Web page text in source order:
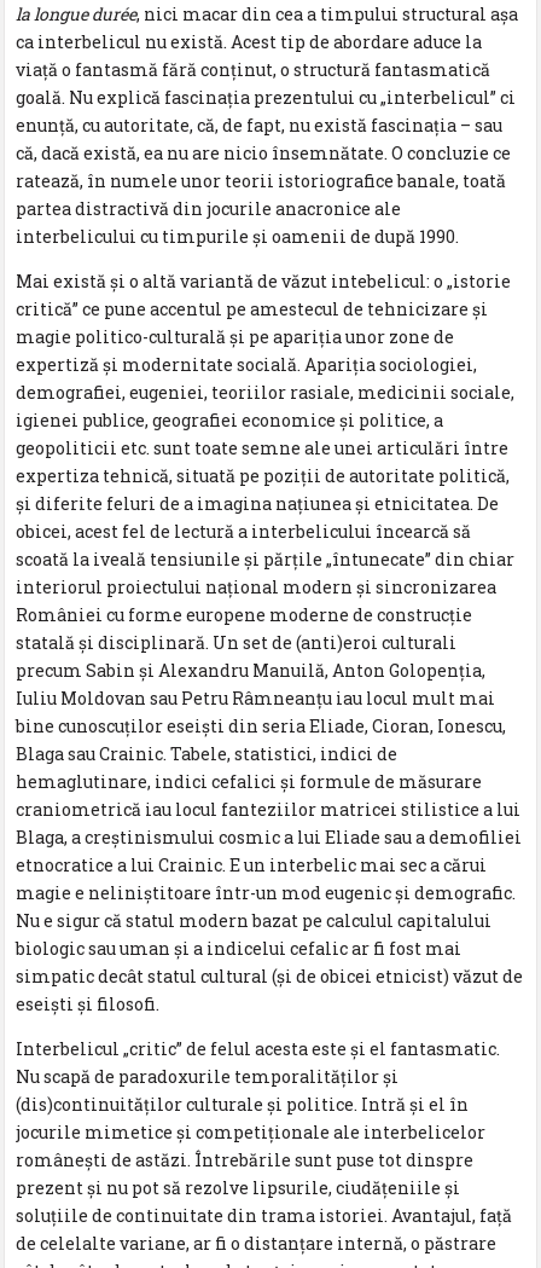
la longue durée, nici macar din cea a timpului structural aşa
ca interbelicul nu există. Acest tip de abordare aduce la
viaţă o fantasmă fără conţinut, o structură fantasmatică
goală. Nu explică fascinaţia prezentului cu „interbelicul” ci
enunţă, cu autoritate, că, de fapt, nu există fascinaţia – sau
că, dacă există, ea nu are nicio însemnătate. O concluzie ce
ratează, în numele unor teorii istoriografice banale, toată
partea distractivă din jocurile anacronice ale
interbelicului cu timpurile şi oamenii de după 1990.
Mai există şi o altă variantă de văzut intebelicul: o „istorie
critică” ce pune accentul pe amestecul de tehnicizare şi
magie politico-culturală şi pe apariţia unor zone de
expertiză şi modernitate socială. Apariţia sociologiei,
demografiei, eugeniei, teoriilor rasiale, medicinii sociale,
igienei publice, geografiei economice şi politice, a
geopoliticii etc. sunt toate semne ale unei articulări între
expertiza tehnică, situată pe poziţii de autoritate politică,
şi diferite feluri de a imagina naţiunea şi etnicitatea. De
obicei, acest fel de lectură a interbelicului încearcă să
scoată la iveală tensiunile şi părţile „întunecate” din chiar
interiorul proiectului naţional modern şi sincronizarea
României cu forme europene moderne de construcţie
statală şi disciplinară. Un set de (anti)eroi culturali
precum Sabin şi Alexandru Manuilă, Anton Golopenţia,
Iuliu Moldovan sau Petru Râmneanţu iau locul mult mai
bine cunoscuţilor eseişti din seria Eliade, Cioran, Ionescu,
Blaga sau Crainic. Tabele, statistici, indici de
hemaglutinare, indici cefalici şi formule de măsurare
craniometrică iau locul fanteziilor matricei stilistice a lui
Blaga, a creştinismului cosmic a lui Eliade sau a demofiliei
etnocratice a lui Crainic. E un interbelic mai sec a cărui
magie e neliniştitoare într-un mod eugenic şi demografic.
Nu e sigur că statul modern bazat pe calculul capitalului
biologic sau uman şi a indicelui cefalic ar fi fost mai
simpatic decât statul cultural (şi de obicei etnicist) văzut de
eseişti şi filosofi.
Interbelicul „critic” de felul acesta este şi el fantasmatic.
Nu scapă de paradoxurile temporalităţilor şi
(dis)continuităţilor culturale şi politice. Intră şi el în
jocurile mimetice şi competiţionale ale interbelicelor
româneşti de astăzi. Întrebările sunt puse tot dinspre
prezent şi nu pot să rezolve lipsurile, ciudăţeniile şi
soluţiile de continuitate din trama istoriei. Avantajul, faţă
de celelalte variane, ar fi o distanţare internă, o păstrare